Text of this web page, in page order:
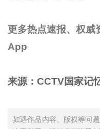
更多热点速报、权威
App
来源：CCTV国家记
如遇作品内容、版权等问